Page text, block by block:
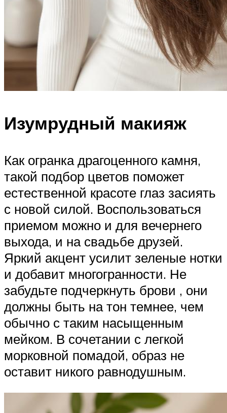
Изумрудный макияж
Как огранка драгоценного камня,
такой подбор цветов поможет
естественной красоте глаз засиять
с новой силой. Воспользоваться
приемом можно и для вечернего
выхода, и на свадьбе друзей.
Яркий акцент усилит зеленые нотки
и добавит многогранности. Не
забудьте подчеркнуть брови , они
должны быть на тон темнее, чем
обычно с таким насыщенным
мейком. В сочетании с легкой
морковной помадой, образ не
оставит никого равнодушным.